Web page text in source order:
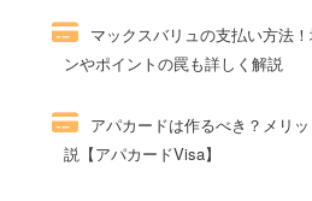
マックスバリュの支払い方法
ンやポイントの罠も詳しく解説
アパカードは作るべき？メリ
説【アパカードVisa】